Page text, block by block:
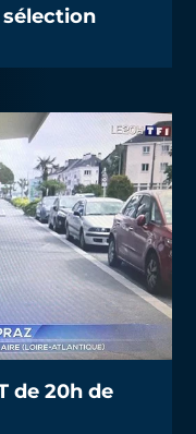
de 20h de